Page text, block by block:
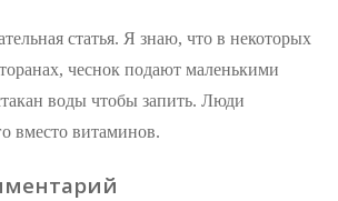
статья. Я знаю, что в некоторых
чеснок подают маленькими
воды чтобы запить. Люди
вместо витаминов.